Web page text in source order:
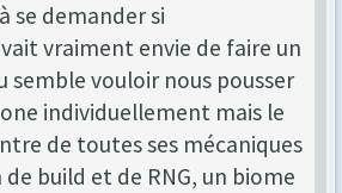
se demander si
vraiment envie de faire un
semble vouloir nous pousser
individuellement mais le
de toutes ses mécaniques
build et de RNG, un biome